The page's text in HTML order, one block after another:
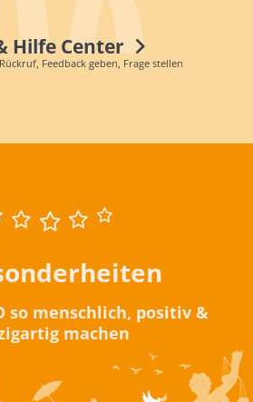
Hilfe Center
Feedback geben, Frage stellen
so menschlich, positiv &
machen